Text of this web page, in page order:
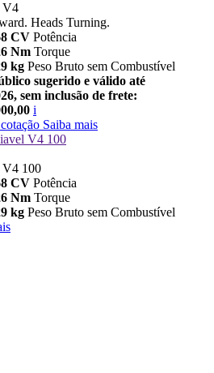
V4
Heads Turning.
CV Potência
Nm Torque
kg Peso Bruto sem Combustível
sugerido e válido até
sem inclusão de frete:
i
Saiba mais
V4 100
100
CV Potência
Nm Torque
kg Peso Bruto sem Combustível